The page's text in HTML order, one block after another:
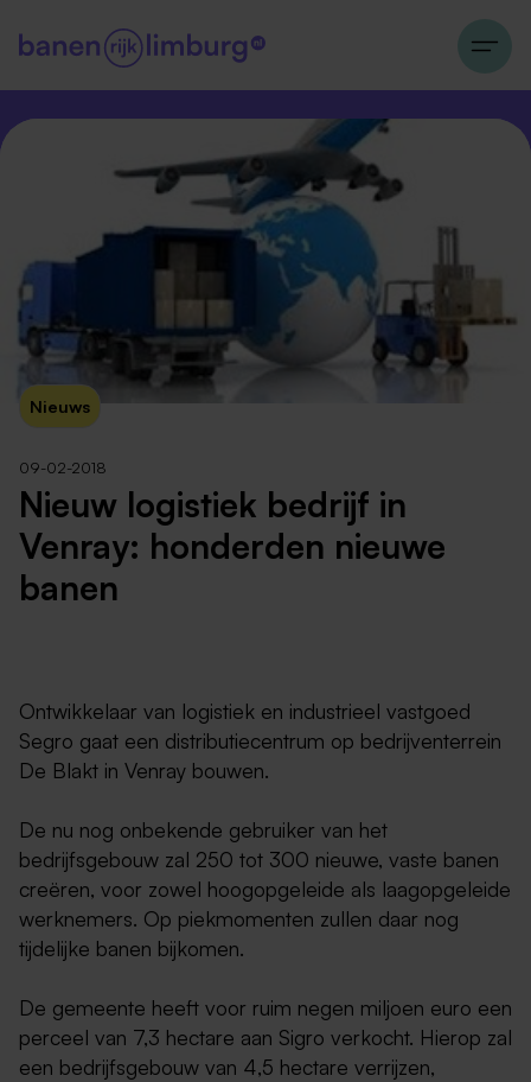
Nieuws
09-02-2018
Nieuw logistiek bedrijf in
Venray: honderden nieuwe
banen
Ontwikkelaar van logistiek en industrieel vastgoed
Segro gaat een distributiecentrum op bedrijventerrein
De Blakt in Venray bouwen.
De nu nog onbekende gebruiker van het
bedrijfsgebouw zal 250 tot 300 nieuwe, vaste banen
creëren, voor zowel hoogopgeleide als laagopgeleide
werknemers. Op piekmomenten zullen daar nog
tijdelijke banen bijkomen.
De gemeente heeft voor ruim negen miljoen euro een
perceel van 7,3 hectare aan Sigro verkocht. Hierop zal
een bedrijfsgebouw van 4,5 hectare verrijzen,